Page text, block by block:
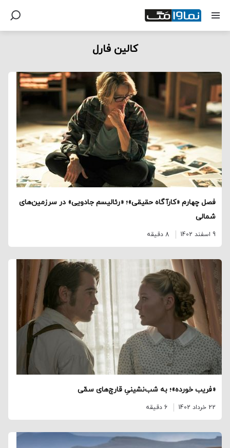
کالین فارل
فصل چهارم «کارآگاه حقیقی»؛ «رئالیسم جادویی» در سرزمین‌های
شمالی
9 اسفند 1402 8 دقیقه
«فریب خورده»؛ به شب‌نشینیِ قارچ‌های سمّی
22 خرداد 1402 6 دقیقه